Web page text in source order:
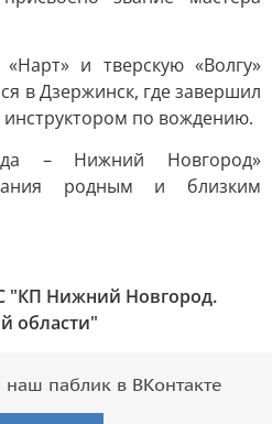
и тверскую «Волгу»
в Дзержинск, где завершил
по вождению.
– Нижний Новгород»
родным и близким
"КП Нижний Новгород.
области"
паблик в ВКонтакте